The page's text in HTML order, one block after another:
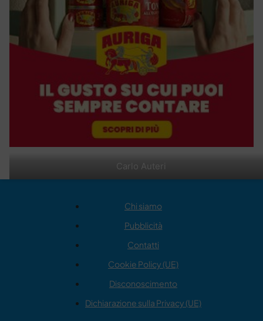
Carlo Auteri
Chi siamo
Pubblicità
Contatti
Cookie Policy (UE)
Disconoscimento
Dichiarazione sulla Privacy (UE)